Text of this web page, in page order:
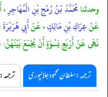
وحدثنامُحَمَّدُ بْنُ رُمْحِ بْنِ الْمُهَاجِرِ،
عَنْعِرَاكِ بْنِ مَالِكٍ، عَنْأَبِي هُرَيْرَةَ
نَهَى عَنْ أَرْبَعِ نِسْوَةٍ أَنْ يُجْمَعَ بَيْنَهُنَّ:
ترجمہ:سلطان محمود جلالپوری